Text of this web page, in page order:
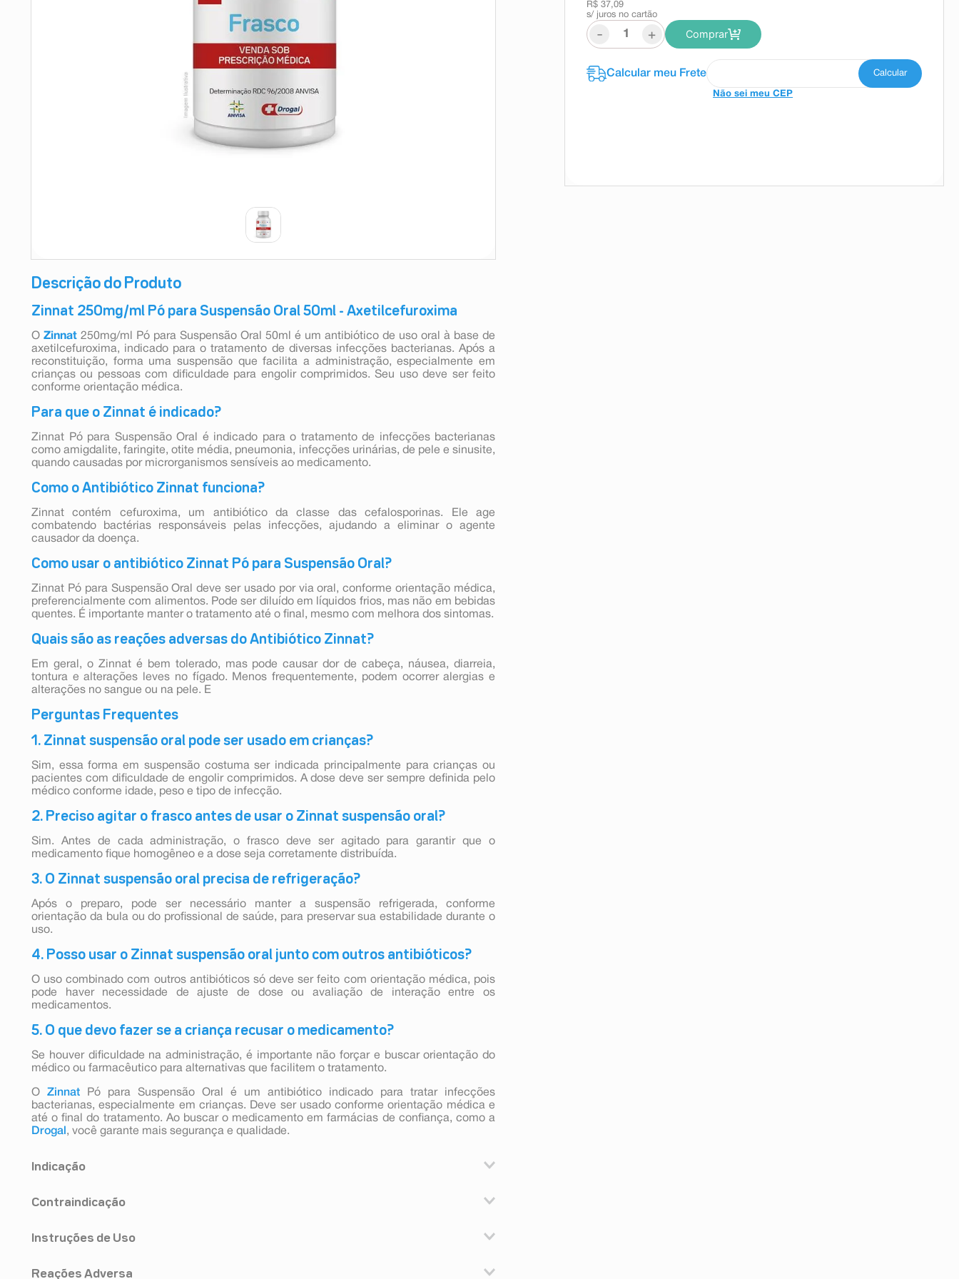
Descrição do Produto
Zinnat 250mg/ml Pó para Suspensão Oral 50ml - Axetilcefuroxima
O Zinnat 250mg/ml Pó para Suspensão Oral 50ml é um antibiótico de uso oral à base de
axetilcefuroxima, indicado para o tratamento de diversas infecções bacterianas. Após a
reconstituição, forma uma suspensão que facilita a administração, especialmente em
crianças ou pessoas com dificuldade para engolir comprimidos. Seu uso deve ser feito
conforme orientação médica.
Para que o Zinnat é indicado?
Zinnat Pó para Suspensão Oral é indicado para o tratamento de infecções bacterianas
como amigdalite, faringite, otite média, pneumonia, infecções urinárias, de pele e sinusite,
quando causadas por microrganismos sensíveis ao medicamento.
Como o Antibiótico Zinnat funciona?
Zinnat contém cefuroxima, um antibiótico da classe das cefalosporinas. Ele age
combatendo bactérias responsáveis pelas infecções, ajudando a eliminar o agente
causador da doença.
Como usar o antibiótico Zinnat Pó para Suspensão Oral?
Zinnat Pó para Suspensão Oral deve ser usado por via oral, conforme orientação médica,
preferencialmente com alimentos. Pode ser diluído em líquidos frios, mas não em bebidas
quentes. É importante manter o tratamento até o final, mesmo com melhora dos sintomas.
Quais são as reações adversas do Antibiótico Zinnat?
Em geral, o Zinnat é bem tolerado, mas pode causar dor de cabeça, náusea, diarreia,
tontura e alterações leves no fígado. Menos frequentemente, podem ocorrer alergias e
alterações no sangue ou na pele. E
Perguntas Frequentes
1. Zinnat suspensão oral pode ser usado em crianças?
Sim, essa forma em suspensão costuma ser indicada principalmente para crianças ou
pacientes com dificuldade de engolir comprimidos. A dose deve ser sempre definida pelo
médico conforme idade, peso e tipo de infecção.
2. Preciso agitar o frasco antes de usar o Zinnat suspensão oral?
Sim. Antes de cada administração, o frasco deve ser agitado para garantir que o
medicamento fique homogêneo e a dose seja corretamente distribuída.
3. O Zinnat suspensão oral precisa de refrigeração?
Após o preparo, pode ser necessário manter a suspensão refrigerada, conforme
orientação da bula ou do profissional de saúde, para preservar sua estabilidade durante o
uso.
4. Posso usar o Zinnat suspensão oral junto com outros antibióticos?
O uso combinado com outros antibióticos só deve ser feito com orientação médica, pois
pode haver necessidade de ajuste de dose ou avaliação de interação entre os
medicamentos.
5. O que devo fazer se a criança recusar o medicamento?
Se houver dificuldade na administração, é importante não forçar e buscar orientação do
médico ou farmacêutico para alternativas que facilitem o tratamento.
O Zinnat Pó para Suspensão Oral é um antibiótico indicado para tratar infecções
bacterianas, especialmente em crianças. Deve ser usado conforme orientação médica e
até o final do tratamento. Ao buscar o medicamento em farmácias de confiança, como a
Drogal , você garante mais segurança e qualidade.
Indicação
infecção da garganta (amigdalites e faringites), infecção do ouvido médio (otite média),
pele (infecções cutâneas) e infecções dos seios da face (sinusites) desde que causados
Contraindicação
qualquer outro componente da formulação ou às cefalosporinas e tiver alergia severa (por
Instruções de Uso
Para a absorção ideal, a suspensão oral deve ser tomada com alimentação. Pode-se
Reações Adversa
R$ 37,09
s/ juros no cartão
- + Comprar
Não sei meu CEP
º absorvente
shampoo